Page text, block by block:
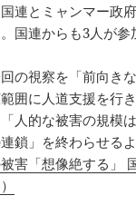
連とミャンマー政
国連からも3人が参
の視察を「前向き
囲に人道支援を行
人的な被害の規模
鎖」を終わらせる
被害「想像絶する」